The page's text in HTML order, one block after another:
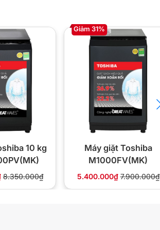
10 kg
8.350.000₫
Giảm 31%
Máy giặt Toshiba
M1000FV(MK)
5.400.000₫ 7.900.000₫